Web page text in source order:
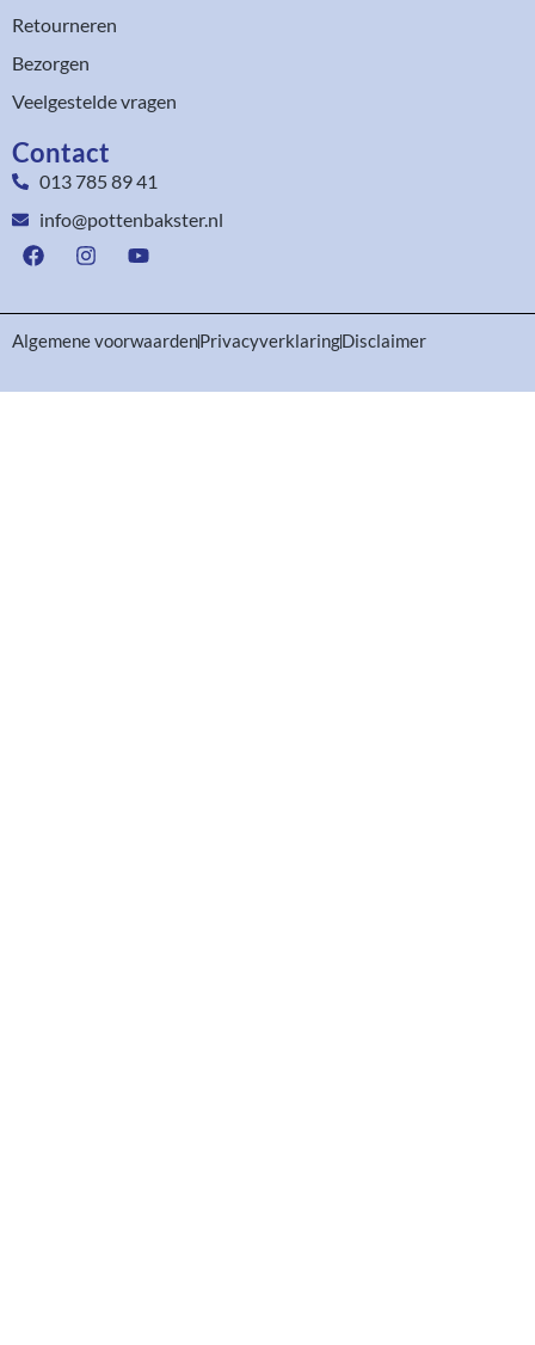
Retourneren
Bezorgen
Veelgestelde vragen
Contact
013 785 89 41
info@pottenbakster.nl
Algemene voorwaardenPrivacyverklaringDisclaimer